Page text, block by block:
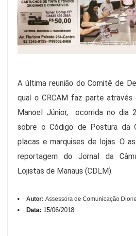
A última reunião do Comitê de
qual o CRCAM faz parte através
Manoel Júnior, ocorrida no dia
sobre o Código de Postura da
placas e marquises de lojas. O
reportagem do Jornal da
Lojistas de Manaus (CDLM).
Autor: Assessora de Comunicação
Data: 15/06/2018